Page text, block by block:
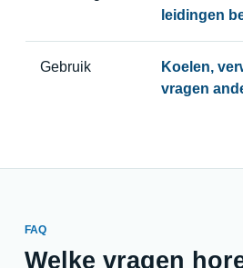
leidingen
Gebruik
Koelen,
vragen
FAQ
Welke vragen